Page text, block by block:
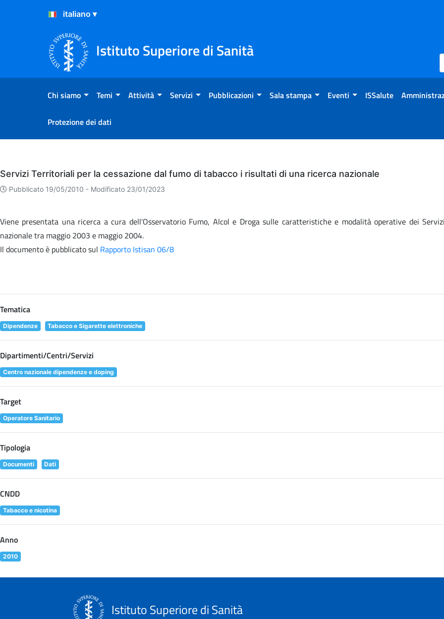
Salta al Contenuto
Salta al Footer
Istituto Superiore di Sanità
Chi siamo Temi Attività Servizi Pubblicazioni Sala stampa Eventi ISSalute
Protezione dei dati
Eventi
Servizi Territoriali per la cessazione dal fumo di tabacco i risultati di una ricerca nazionale
Pubblicato 19/05/2010 - Modificato 23/01/2023
Viene presentata una ricerca a cura dell'Osservatorio Fumo, Alcol e Droga sulle caratteristiche e modalità operative dei
nazionale tra maggio 2003 e maggio 2004.
Il documento è pubblicato sul Rapporto Istisan 06/8
Tematica
Dipendenze Tabacco e Sigarette elettroniche
Dipartimenti/Centri/Servizi
Centro nazionale dipendenze e doping
Target
Operatore Sanitario
Tipologia
Documenti Dati
CNDD
Tabacco e nicotina
Anno
2010
Istituto Superiore di Sanità